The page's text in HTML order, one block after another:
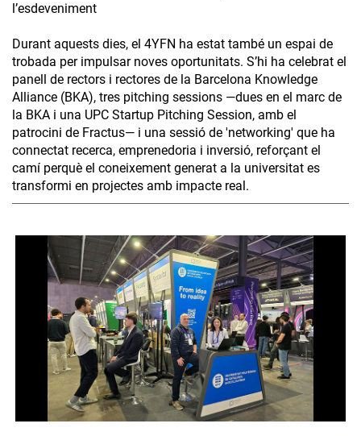
l’esdeveniment
Durant aquests dies, el 4YFN ha estat també un espai de
trobada per impulsar noves oportunitats. S’hi ha celebrat el
panell de rectors i rectores de la Barcelona Knowledge
Alliance (BKA), tres pitching sessions —dues en el marc de
la BKA i una UPC Startup Pitching Session, amb el
patrocini de Fractus— i una sessió de 'networking' que ha
connectat recerca, emprenedoria i inversió, reforçant el
camí perquè el coneixement generat a la universitat es
transformi en projectes amb impacte real.